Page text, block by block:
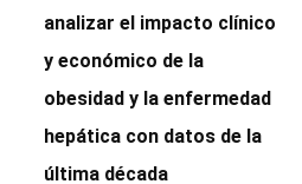
analizar el impacto clínico
y económico de la
obesidad y la enfermedad
hepática con datos de la
última década